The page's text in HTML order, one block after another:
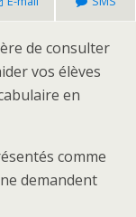
de consulter
vos élèves
en
comme
demandent